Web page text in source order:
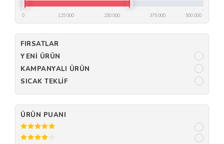
0 125 000 250 000 375 000 500 000
FIRSATLAR
YENI ÜRÜN
KAMPANYALI ÜRÜN
SICAK TEKLIF
ÜRÜN PUANI